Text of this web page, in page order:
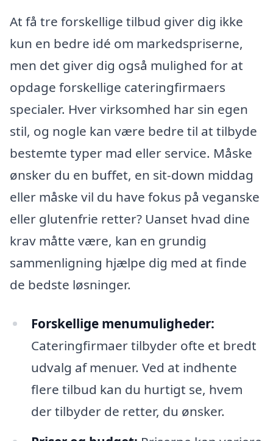
At få tre forskellige tilbud giver dig ikke
kun en bedre idé om markedspriserne,
men det giver dig også mulighed for at
opdage forskellige cateringfirmaers
specialer. Hver virksomhed har sin egen
stil, og nogle kan være bedre til at tilbyde
bestemte typer mad eller service. Måske
ønsker du en buffet, en sit-down middag
eller måske vil du have fokus på veganske
eller glutenfrie retter? Uanset hvad dine
krav måtte være, kan en grundig
sammenligning hjælpe dig med at finde
de bedste løsninger.
Forskellige menumuligheder:
Cateringfirmaer tilbyder ofte et bredt
udvalg af menuer. Ved at indhente
flere tilbud kan du hurtigt se, hvem
der tilbyder de retter, du ønsker.